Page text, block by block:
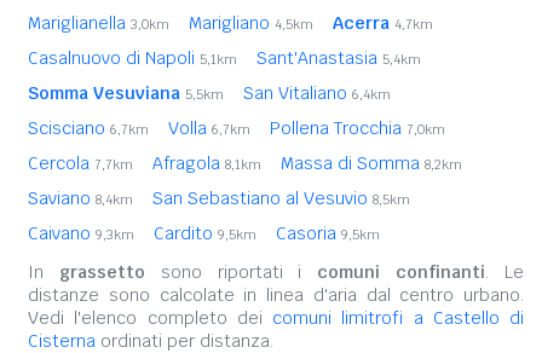
Mariglianella 3,0km Marigliano 4,5km Acerra 4,7km
Casalnuovo di Napoli 5,1km Sant'Anastasia 5,4km
Somma Vesuviana 5,5km San Vitaliano 6,4km
Scisciano 6,7km Volla 6,7km Pollena Trocchia 7,0km
Cercola 7,7km Afragola 8,1km Massa di Somma 8,2km
Saviano 8,4km San Sebastiano al Vesuvio 8,5km
Caivano 9,3km Cardito 9,5km Casoria 9,5km
In grassetto sono riportati i comuni confinanti. Le
distanze sono calcolate in linea d'aria dal centro urbano.
Vedi l'elenco completo dei comuni limitrofi a Castello di
Cisterna ordinati per distanza.